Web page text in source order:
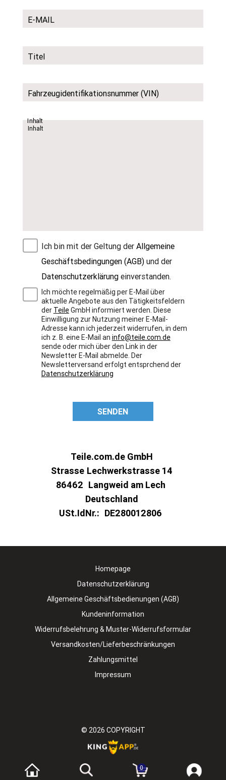
E-MAIL
Titel
Fahrzeugidentifikationsnummer (VIN)
Inhalt
Ich bin mit der Geltung der Allgemeine
Geschäftsbedingungen (AGB)und der
Datenschutzerklärungeinverstanden.
Ich möchte regelmäßig per E-Mail über
aktuelle Angebote aus den Tätigkeitsfeldern
der TeileGmbH informiert werden. Diese
Einwilligung zur Nutzung meiner E-Mail-
Adresse kann ich jederzeit widerrufen, in dem
ich z. B. eine E-Mail an info@teile.com.de
sende oder mich über den Link in der
Newsletter E-Mail abmelde. Der
Newsletterversand erfolgt entsprchend der
Datenschutzerklärung
SENDEN
Teile.com.de GmbH
Strasse Lechwerkstrasse 14
86462 Langweid am Lech
Deutschland
USt.IdNr.: DE280012806
Homepage
Datenschutzerklärung
Allgemeine Geschäftsbedienungen (AGB)
Kundeninformation
Widerrufsbelehrung & Muster-Widerrufsformular
Versandkosten/Lieferbeschränkungen
Zahlungsmittel
Impressum
© 2026 COPYRIGHT
0